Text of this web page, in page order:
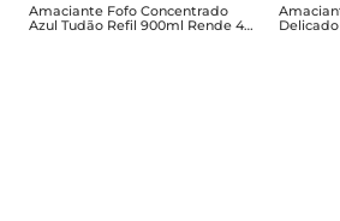
Amaciante Fofo Concentrado
Azul Tudão Refil 900ml Rende 45